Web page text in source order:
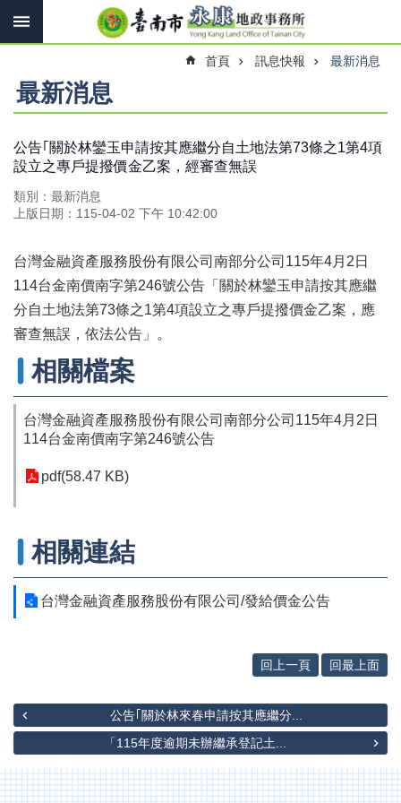
跳到主要內容區塊
搜
搜
尋
訊
息
快
報
機
關
介
申
辦
與
查
民
意
專
區
主
題
首頁 訊息快報 最新消息
最新消息
公告｢關於林鑾玉申請按其應繼分自土地法第73條之1第4項
設立之專戶提撥價金乙案，經審查無誤
類別：最新消息
上版日期：115-04-02 下午 10:42:00
台灣金融資產服務股份有限公司南部分公司115年4月2日
114台金南價南字第246號公告「關於林鑾玉申請按其應繼
分自土地法第73條之1第4項設立之專戶提撥價金乙案，應
審查無誤，依法公告」。
相關檔案
台灣金融資產服務股份有限公司南部分公司115年4月2日
114台金南價南字第246號公告
pdf(58.47 KB)
相關連結
台灣金融資產服務股份有限公司/發給價金公告
回上一頁 回最上面
公告｢關於林來春申請按其應繼分...
「115年度逾期未辦繼承登記土...